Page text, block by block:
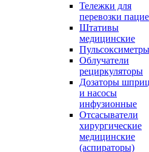
Тележки для
перевозки
Штативы
медицинские
Пульсоксиметры
Облучатели
рециркуляторы
Дозаторы
и насосы
инфузионные
Отсасыватели
хирургические
медицинские
(аспираторы)